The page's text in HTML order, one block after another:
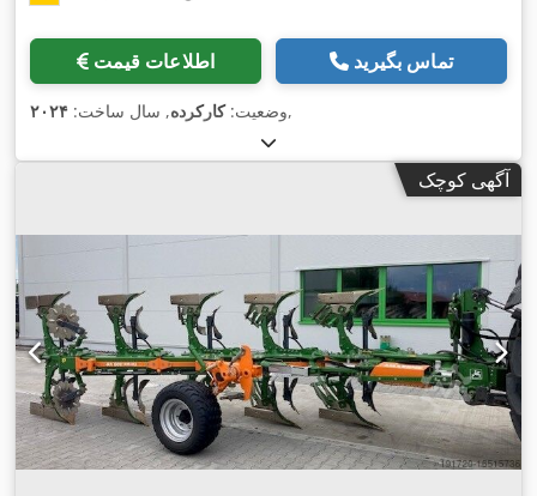
اطلاعات قیمت تماس بگیرید
وضعیت:کارکرده, سال ساخت: ۲۰۲۴ ,
آگهی کوچک